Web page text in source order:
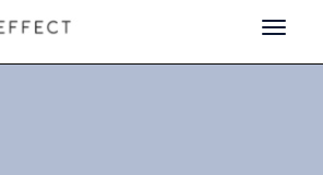
Toggle